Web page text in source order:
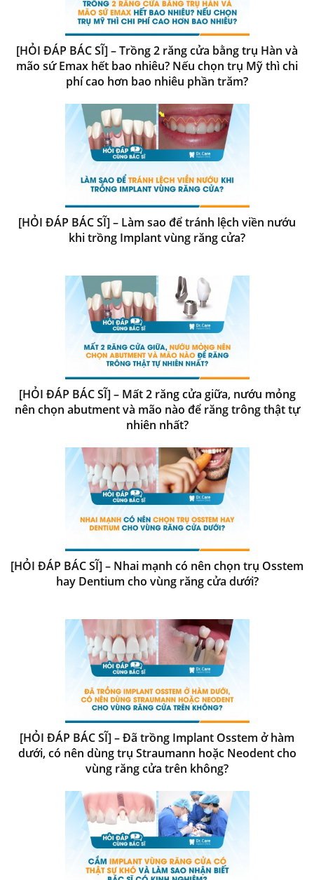
[HỎI ĐÁP BÁC SĨ] – Trồng 2 răng cửa bằng trụ Hàn và
mão sứ Emax hết bao nhiêu? Nếu chọn trụ Mỹ thì chi
phí cao hơn bao nhiêu phần trăm?
[HỎI ĐÁP BÁC SĨ] – Làm sao để tránh lệch viền nướu
khi trồng Implant vùng răng cửa?
[HỎI ĐÁP BÁC SĨ] – Mất 2 răng cửa giữa, nướu mỏng
nên chọn abutment và mão nào để răng trông thật tự
nhiên nhất?
[HỎI ĐÁP BÁC SĨ] – Nhai mạnh có nên chọn trụ Osstem
hay Dentium cho vùng răng cửa dưới?
[HỎI ĐÁP BÁC SĨ] – Đã trồng Implant Osstem ở hàm
dưới, có nên dùng trụ Straumann hoặc Neodent cho
vùng răng cửa trên không?